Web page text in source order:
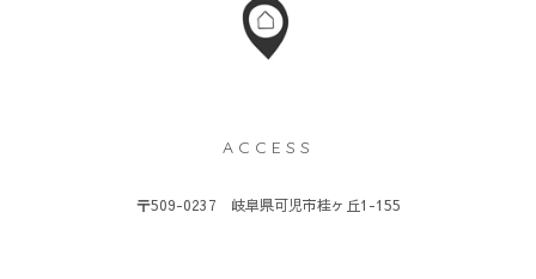
ACCESS
〒509-0237 岐阜県可児市桂ヶ丘1-155